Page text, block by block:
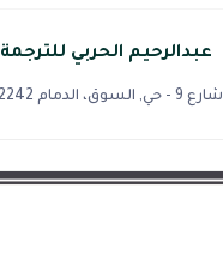
عبدالرحيم الحربي للترجمة
شارع 9 - حي, السوق، الدمام 32242